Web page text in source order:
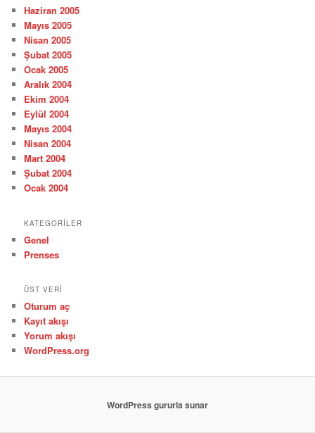
Haziran 2005
Mayıs 2005
Nisan 2005
Şubat 2005
Ocak 2005
Aralık 2004
Ekim 2004
Eylül 2004
Mayıs 2004
Nisan 2004
Mart 2004
Şubat 2004
Ocak 2004
KATEGORILER
Genel
Prenses
ÜST VERI
Oturum aç
Kayıt akışı
Yorum akışı
WordPress.org
WordPress gururla sunar